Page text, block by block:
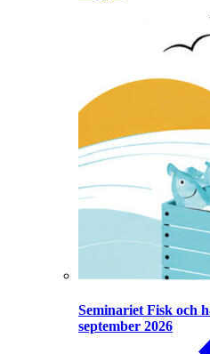
Seminariet Fisk och
september 2026